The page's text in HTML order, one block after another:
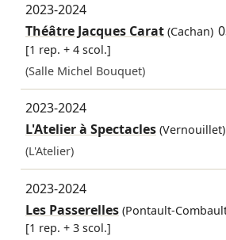
2023-2024
Théâtre Jacques Carat(Cachan)
[1 rep. + 4 scol.]
(Salle Michel Bouquet)
2023-2024
L'Atelier à Spectacles(Vernouillet)
(L'Atelier)
2023-2024
Les Passerelles(Pontault-
[1 rep. + 3 scol.]